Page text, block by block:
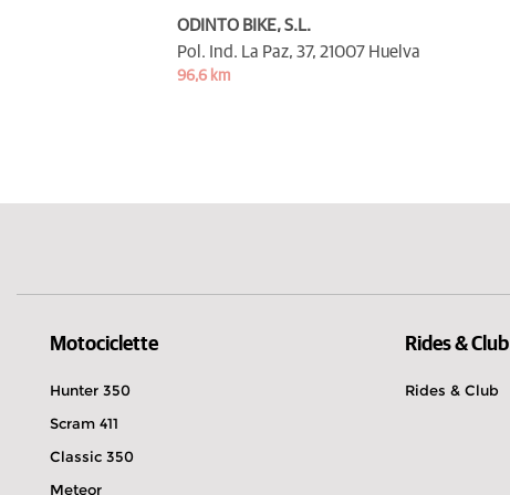
ODINTO BIKE, S.L.
Pol. Ind. La Paz, 37, 21007 Huelva
96,6 km
Motociclette
Hunter 350
Scram 411
Classic 350
Meteor
Rides & Club
Rides & Club